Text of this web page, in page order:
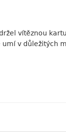
vítěznou
umí v důležitých